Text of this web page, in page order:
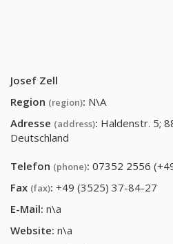
Josef Zell
Region (region): N\A
Adresse (address): Haldenstr. 5;
Deutschland
Telefon (phone): 07352 2556
Fax (fax): +49 (3525) 37-84-27
E-Mail: n\a
Website: n\a